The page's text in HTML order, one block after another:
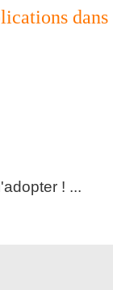
dans
! ...